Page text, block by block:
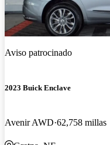
Aviso patrocinado
2023 Buick Enclave
Avenir AWD 62,758 millas